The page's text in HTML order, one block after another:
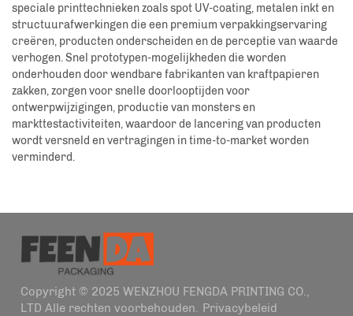
speciale printtechnieken zoals spot UV-coating, metalen inkt en
structuurafwerkingen die een premium verpakkingservaring
creëren, producten onderscheiden en de perceptie van waarde
verhogen. Snel prototypen-mogelijkheden die worden
onderhouden door wendbare fabrikanten van kraftpapieren
zakken, zorgen voor snelle doorlooptijden voor
ontwerpwijzigingen, productie van monsters en
markttestactiviteiten, waardoor de lancering van producten
wordt versneld en vertragingen in time-to-market worden
verminderd.
Copyright © 2025 WENZHOU FENGDA PRINTING CO.,
LTD Alle rechten voorbehouden. Privacybeleid